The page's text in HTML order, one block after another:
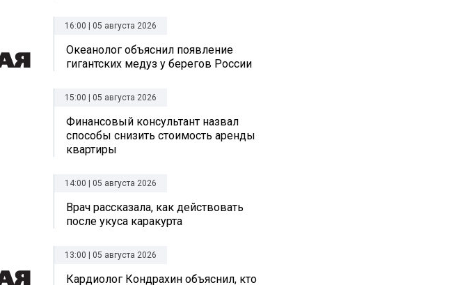
16:00 | 05 августа 2026
Океанолог объяснил появление
гигантских медуз у берегов России
15:00 | 05 августа 2026
Финансовый консультант назвал
способы снизить стоимость аренды
квартиры
14:00 | 05 августа 2026
Врач рассказала, как действовать
после укуса каракурта
13:00 | 05 августа 2026
Кардиолог Кондрахин объяснил, кто